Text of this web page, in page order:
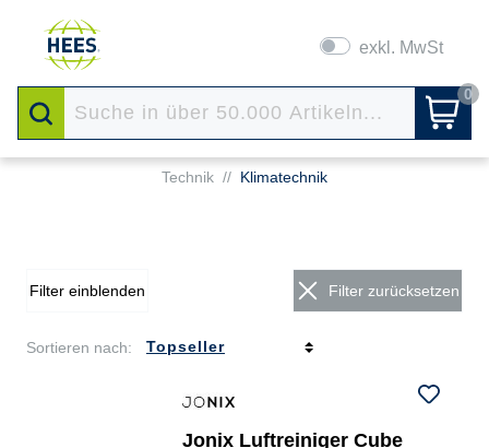
exkl. MwSt
0
Technik // Klimatechnik
Filter einblenden Filter zurücksetzen
Sortieren nach:
Jonix Luftreiniger Cube